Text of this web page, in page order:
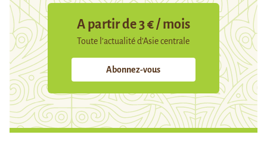
A partir de 3 € / mois
Toute l’actualité d’Asie centrale
Abonnez-vous